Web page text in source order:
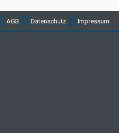
AGB Datenschutz Impressum